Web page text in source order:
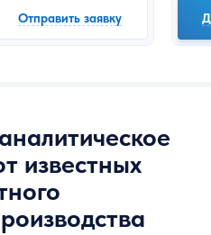
Отправить заявку
известных